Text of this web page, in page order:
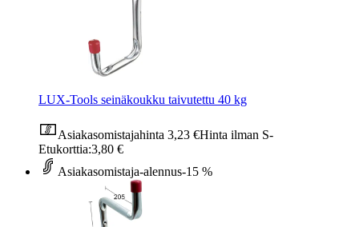
LUX-Tools seinäkoukku taivutettu 40 kg
Asiakasomistajahinta 3,23 €Hinta ilman S-
Etukorttia:3,80 €
Asiakasomistaja-alennus-15 %